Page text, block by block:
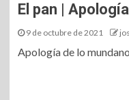
El pan |
9 de octubre de 2021
Apología de lo